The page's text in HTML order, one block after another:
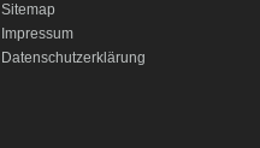
Sitemap
Impressum
Datenschutzerklärung